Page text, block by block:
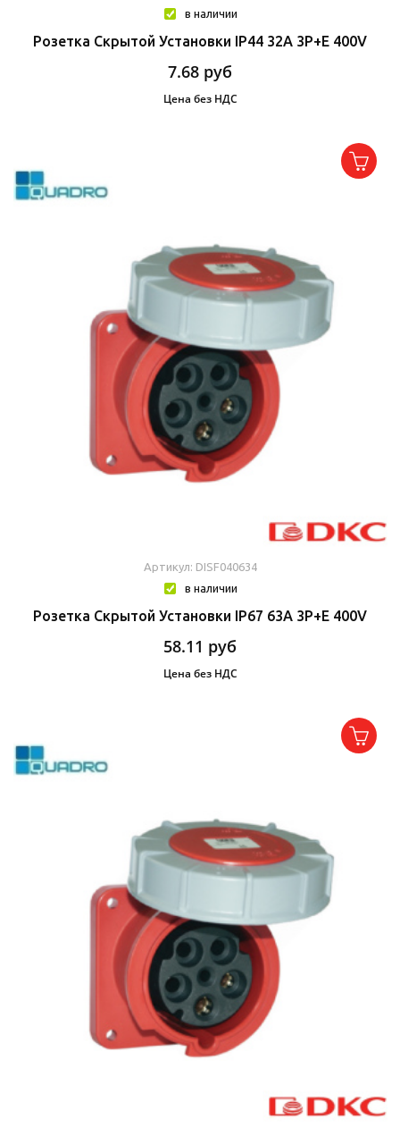
в наличии
Розетка Скрытой Установки IP44 32A 3P+E 400V
7.68 руб
Цена без НДС
Артикул: DISF040634
в наличии
Розетка Скрытой Установки IP67 63A 3P+E 400V
58.11 руб
Цена без НДС